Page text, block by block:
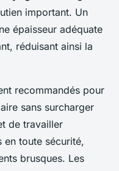
important. Un
épaisseur adéquate
réduisant ainsi la
recommandés pour
sans surcharger
de travailler
en toute sécurité,
brusques. Les